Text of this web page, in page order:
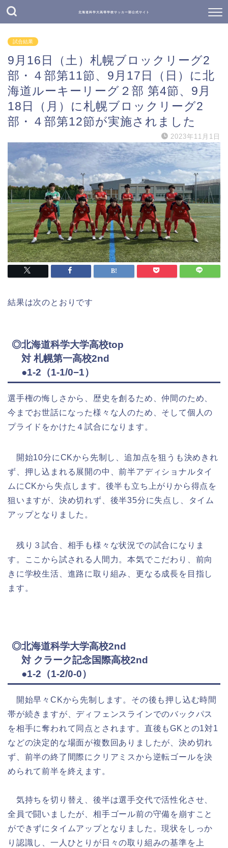
北海道科学大高等学校サッカー部公式サイト
試合結果
9月16日（土）札幌ブロックリーグ2
部・４部第11節、9月17日（日）に北
海道ルーキーリーグ２部 第4節、9月
18日（月）に札幌ブロックリーグ2
部・４部第12節が実施されました
2023年11月1日
結果は次のとおりです
◎北海道科学大学高校top
対 札幌第一高校2nd
●1-2（1-1/0−1）
選手権の悔しさから、歴史を創るため、仲間のため、
今までお世話になった様々な人のため、そして個人の
プライドをかけた４試合になります。
開始10分にCKから先制し、追加点を狙うも決めきれ
ず、押し込まれる展開の中、前半アディショナルタイ
ムにCKから失点します。後半も立ち上がりから得点を
狙いますが、決め切れず、後半35分に失点し、タイム
アップとなりました。
残り３試合、相手も様々な状況での試合になりま
す。ここから試される人間力。本気でこだわり、前向
きに学校生活、進路に取り組み、更なる成長を目指し
ます。
◎北海道科学大学高校2nd
対 クラーク記念国際高校2nd
●1-2（1-2/0-0）
開始早々CKから先制します。その後も押し込む時間
帯が続きますが、ディフェンスラインでのバックパス
を相手に奪われて同点とされます。直後もGKとの1対1
などの決定的な場面が複数回ありましたが、決め切れ
ず、前半の終了間際にクリアミスから逆転ゴールを決
められて前半を終えます。
気持ちを切り替え、後半は選手交代で活性化させ、
全員で闘いましたが、相手ゴール前の守備を崩すこと
ができずにタイムアップとなりました。現状をしっか
り認識し、一人ひとりが日々の取り組みの基準を上